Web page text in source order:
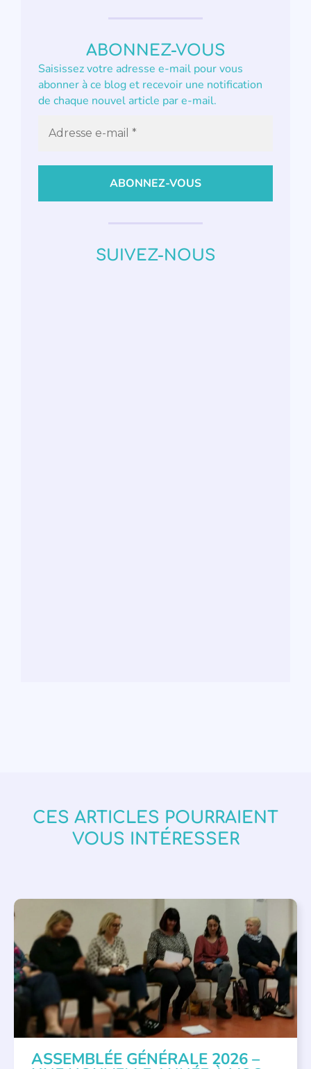
ABONNEZ-VOUS
Saisissez votre adresse e-mail pour vous
abonner à ce blog et recevoir une notification
de chaque nouvel article par e-mail.
SUIVEZ-NOUS
CES ARTICLES POURRAIENT
VOUS INTÉRESSER
APPEL À SOUTIEN , VIE DE L'ASSOCIATION
ASSEMBLÉE GÉNÉRALE 2026 –